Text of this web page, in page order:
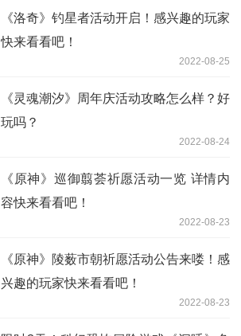
《洛奇》钓星者活动开启！感兴趣的玩家
快来看看吧！
2022-08-25
《灵魂潮汐》周年庆活动攻略怎么样？好
玩吗？
2022-08-24
《原神》巡御翦荟祈愿活动一览 详情内
容快来看看吧！
2022-08-23
《原神》陵薮市朝祈愿活动公告来喽！感
兴趣的玩家快来看看吧！
2022-08-23